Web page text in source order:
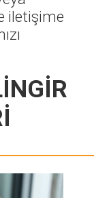
iletişime